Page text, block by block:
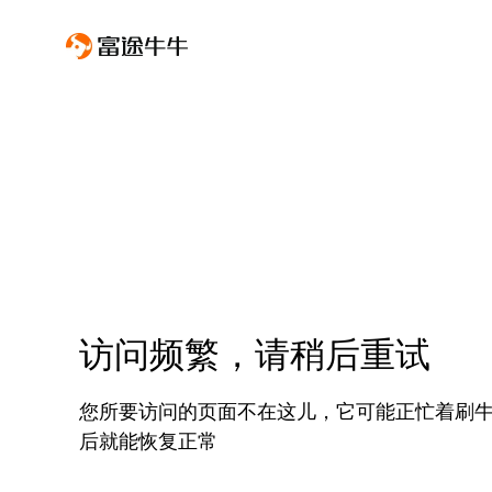
访问频繁，请稍后重试
您所要访问的页面不在这儿，它可能正忙着刷
后就能恢复正常